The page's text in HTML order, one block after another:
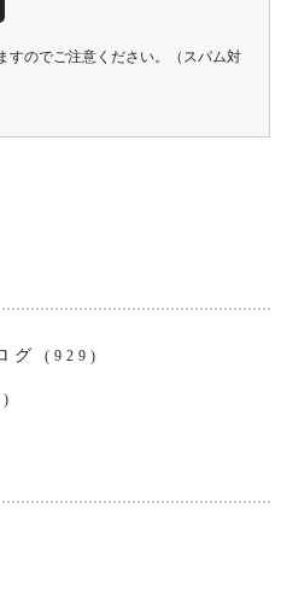
すのでご注意ください。（スパム対
グ (929)